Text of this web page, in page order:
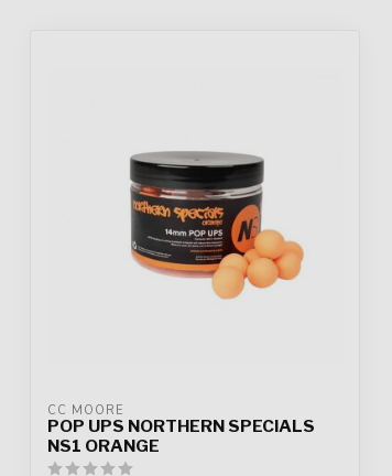
CC MOORE
POP UPS NORTHERN SPECIALS
NS1 ORANGE